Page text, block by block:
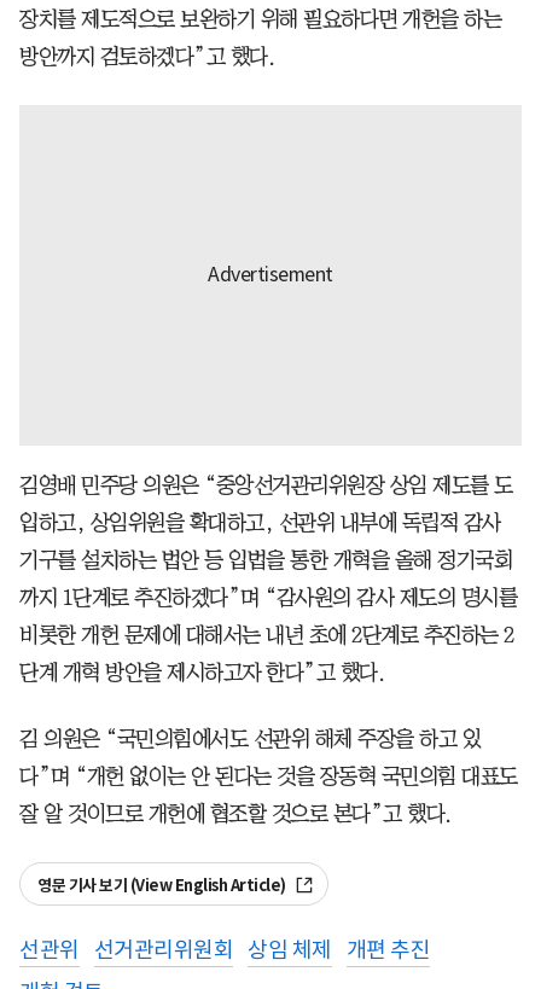
장치를 제도적으로 보완하기 위해 필요하다면 개헌을 하는
방안까지 검토하겠다”고 했다.
김영배 민주당 의원은 “중앙선거관리위원장 상임 제도를 도
입하고, 상임위원을 확대하고, 선관위 내부에 독립적 감사
기구를 설치하는 법안 등 입법을 통한 개혁을 올해 정기국회
까지 1단계로 추진하겠다”며 “감사원의 감사 제도의 명시를
비롯한 개헌 문제에 대해서는 내년 초에 2단계로 추진하는 2
단계 개혁 방안을 제시하고자 한다”고 했다.
김 의원은 “국민의힘에서도 선관위 해체 주장을 하고 있
다”며 “개헌 없이는 안 된다는 것을 장동혁 국민의힘 대표도
잘 알 것이므로 개헌에 협조할 것으로 본다”고 했다.
영문 기사 보기 (View English Article)
선관위 선거관리위원회 상임 체제
개편 추진